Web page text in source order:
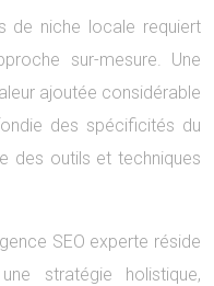
de niche locale requiert
sur-mesure. Une
ajoutée considérable
des spécificités du
des outils et techniques
SEO experte réside
stratégie holistique,